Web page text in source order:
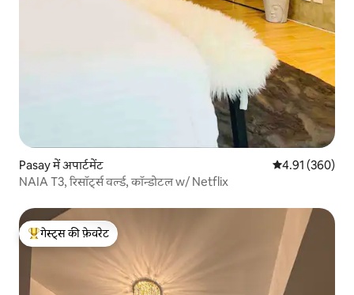
Pasay में अपार्टमेंट औसत रेटिंग 5 में से
4.91 (360)
NAIA T3, रिसॉर्ट्स वर्ल्ड, कॉन्डोटल w/ Netflix
गेस्ट्स का टॉप फ़ेवरेट
गेस्ट्स की फ़ेवरेट